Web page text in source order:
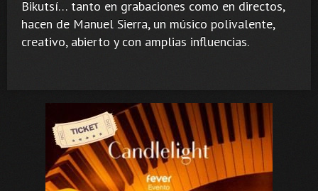
Bikutsí… tanto en grabaciones como en directos,
hacen de Manuel Sierra, un músico polivalente,
creativo, abierto y con amplias influencias.